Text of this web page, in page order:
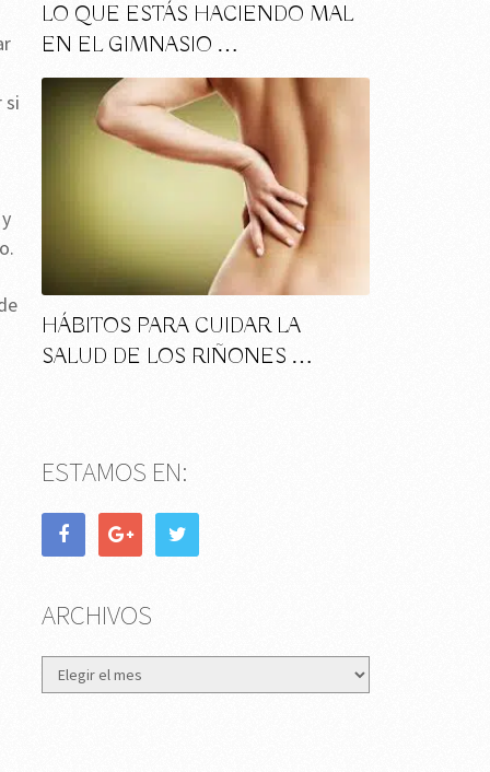
si
LO QUE ESTÁS HACIENDO MAL
EN EL GIMNASIO …
HÁBITOS PARA CUIDAR LA
SALUD DE LOS RIÑONES …
ESTAMOS EN:
ARCHIVOS
Archivos